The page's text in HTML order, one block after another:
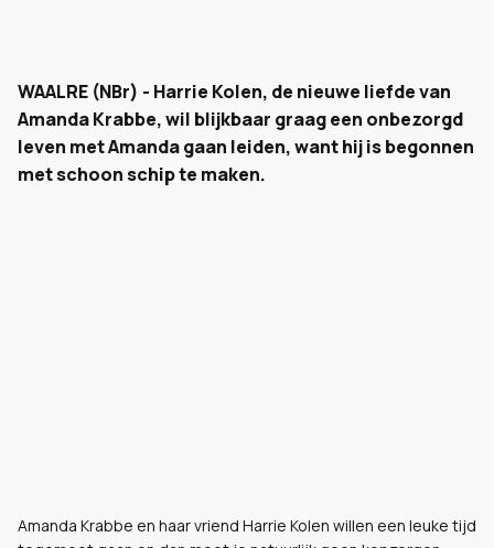
WAALRE (NBr) - Harrie Kolen, de nieuwe liefde van
Amanda Krabbe, wil blijkbaar graag een onbezorgd
leven met Amanda gaan leiden, want hij is begonnen
met schoon schip te maken.
Amanda Krabbe en haar vriend Harrie Kolen willen een leuke tijd